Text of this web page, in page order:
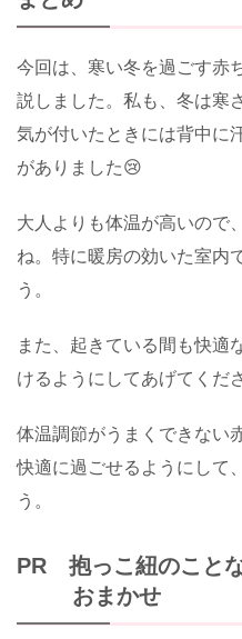
今回は、寒い冬を過ごす赤
説しました。私も、冬は寒
気が付いたときには背中に
がありました😢
大人よりも体温が高いので
ね。特に暖房の効いた室内
う。
また、起きている間も快適
けるようにしてあげてくだ
体温調節がうまくできない
快適に過ごせるようにして
う。
PR 抱っこ紐のこと
おまかせ